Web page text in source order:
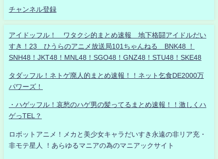
チャンネル登録
アイドッフル！ ワタクシ的まとめ速報 地下格闘アイドルだい
すき！23 ひうらのアニメ放送局101ちゃんねる BNK48 ！
SNH48！JKT48！MNL48！SGO48！GNZ48！STU48！SKE48
タダッフル！ネトゲ廃人的まとめ速報！！ネット乞食DE2000万
パワーズ！
・ハゲッフル！哀愁のハゲ男の髪ってるまとめ速報！！激しくハ
ゲっTEL？
ロボットアニメ！メカと美少女キャラだいすき永遠の非リア充・
非モテ星人 ！あらゆるマニアの為のマニアックサイト